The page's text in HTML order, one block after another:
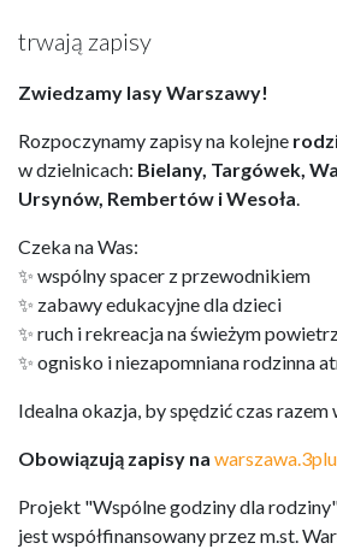
trwają zapisy
Zwiedzamy lasy Warszawy!
Rozpoczynamy zapisy na kolejne
w dzielnicach: Bielany, Targówek,
Ursynów, Rembertów i Wesoła.
Czeka na Was:
✨ wspólny spacer z przewodnikiem
✨ zabawy edukacyjne dla dzieci
✨ ruch i rekreacja na świeżym
✨ ognisko i niezapomniana rodzinna
Idealna okazja, by spędzić czas razem
Obowiązują zapisy na
Projekt "Wspólne godziny dla
jest współfinansowany przez m.st.